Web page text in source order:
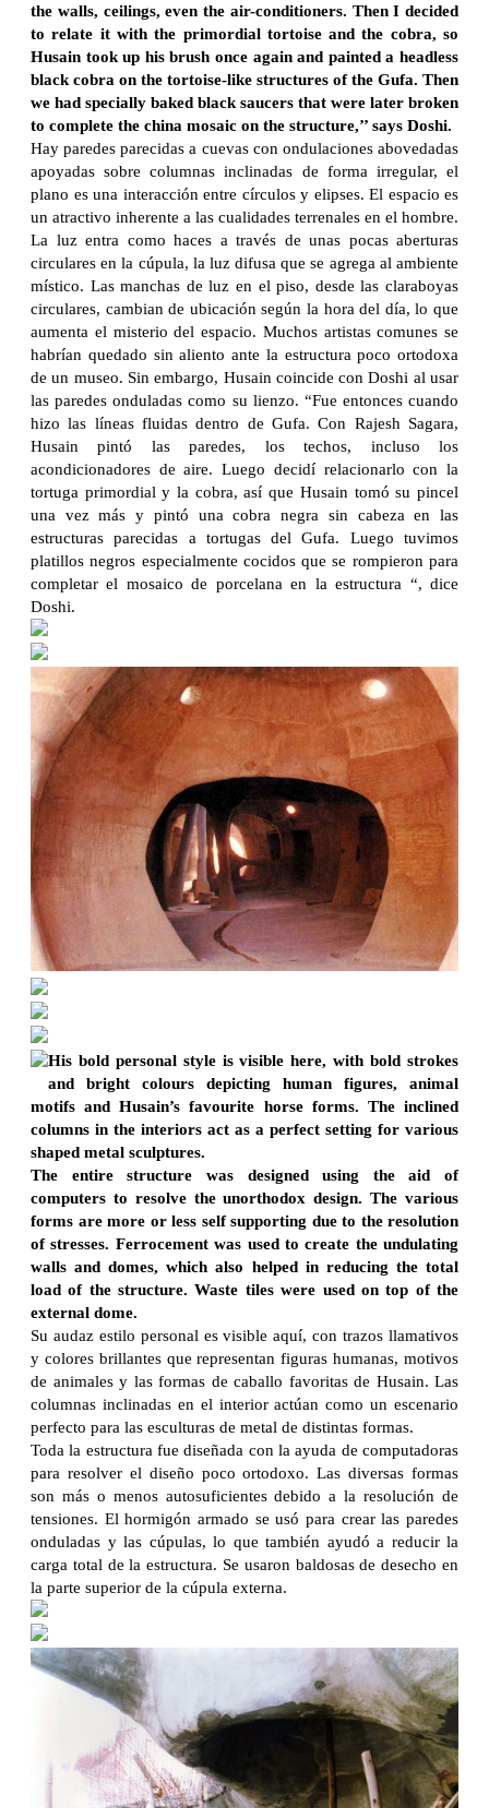
the walls, ceilings, even the air-conditioners. Then I decided
to relate it with the primordial tortoise and the cobra, so
Husain took up his brush once again and painted a headless
black cobra on the tortoise-like structures of the Gufa. Then
we had specially baked black saucers that were later broken
to complete the china mosaic on the structure,’’ says Doshi.
Hay paredes parecidas a cuevas con ondulaciones abovedadas
apoyadas sobre columnas inclinadas de forma irregular, el
plano es una interacción entre círculos y elipses. El espacio es
un atractivo inherente a las cualidades terrenales en el hombre.
La luz entra como haces a través de unas pocas aberturas
circulares en la cúpula, la luz difusa que se agrega al ambiente
místico. Las manchas de luz en el piso, desde las claraboyas
circulares, cambian de ubicación según la hora del día, lo que
aumenta el misterio del espacio. Muchos artistas comunes se
habrían quedado sin aliento ante la estructura poco ortodoxa
de un museo. Sin embargo, Husain coincide con Doshi al usar
las paredes onduladas como su lienzo. “Fue entonces cuando
hizo las líneas fluidas dentro de Gufa. Con Rajesh Sagara,
Husain pintó las paredes, los techos, incluso los
acondicionadores de aire. Luego decidí relacionarlo con la
tortuga primordial y la cobra, así que Husain tomó su pincel
una vez más y pintó una cobra negra sin cabeza en las
estructuras parecidas a tortugas del Gufa. Luego tuvimos
platillos negros especialmente cocidos que se rompieron para
completar el mosaico de porcelana en la estructura “, dice
Doshi.
His bold personal style is visible here, with bold strokes
and bright colours depicting human figures, animal
motifs and Husain’s favourite horse forms. The inclined
columns in the interiors act as a perfect setting for various
shaped metal sculptures.
The entire structure was designed using the aid of
computers to resolve the unorthodox design. The various
forms are more or less self supporting due to the resolution
of stresses. Ferrocement was used to create the undulating
walls and domes, which also helped in reducing the total
load of the structure. Waste tiles were used on top of the
external dome.
Su audaz estilo personal es visible aquí, con trazos llamativos
y colores brillantes que representan figuras humanas, motivos
de animales y las formas de caballo favoritas de Husain. Las
columnas inclinadas en el interior actúan como un escenario
perfecto para las esculturas de metal de distintas formas.
Toda la estructura fue diseñada con la ayuda de computadoras
para resolver el diseño poco ortodoxo. Las diversas formas
son más o menos autosuficientes debido a la resolución de
tensiones. El hormigón armado se usó para crear las paredes
onduladas y las cúpulas, lo que también ayudó a reducir la
carga total de la estructura. Se usaron baldosas de desecho en
la parte superior de la cúpula externa.